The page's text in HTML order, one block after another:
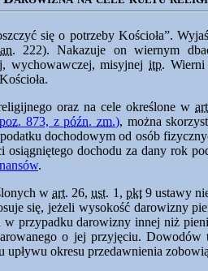
się o potrzeby Kościoła .
222). Nakazuje on wiernym
wychowawczej, misyjnejitp. Wierni
oraz na cele określone w
poz. 873, zpóźn. zm.), można
dochodowym od osób
osiągniętego dochodu za dany rok
.
wart. 26,ust. 1, pkt9 ustawy
się, jeżeli wysokość darowizny
w przypadku darowizny innej niż
o jej przyjęciu. Dowodów
upływu okresu przedawnienia